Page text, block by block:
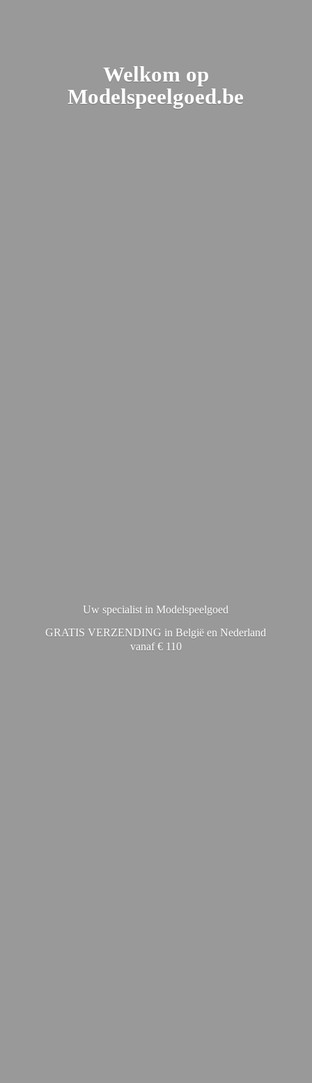
Welkom op
Modelspeelgoed.be
Uw specialist in Modelspeelgoed
GRATIS VERZENDING in België en Nederland
vanaf € 110